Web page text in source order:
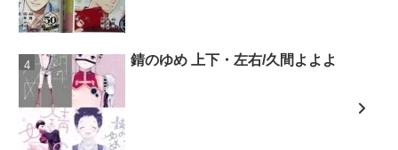
錆のゆめ 上下・左右/久間よよよ